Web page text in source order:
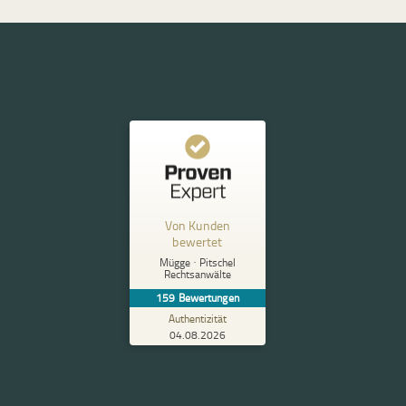
Von Kunden
bewertet
Mügge · Pitschel
Rechtsanwälte
159 Bewertungen
Authentizität
04.08.2026
Kundenbewertungen und Erfahrungen zu
Mügge · Pitschel Rechtsanwälte
ProvenExpert.com
Bewertungen von